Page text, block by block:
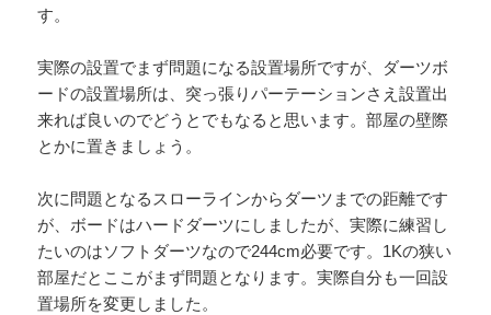
す。
実際の設置でまず問題になる設置場所ですが、ダーツボ
ードの設置場所は、突っ張りパーテーションさえ設置出
来れば良いのでどうとでもなると思います。部屋の壁際
とかに置きましょう。
次に問題となるスローラインからダーツまでの距離です
が、ボードはハードダーツにしましたが、実際に練習し
たいのはソフトダーツなので244cm必要です。1Kの狭い
部屋だとここがまず問題となります。実際自分も一回設
置場所を変更しました。